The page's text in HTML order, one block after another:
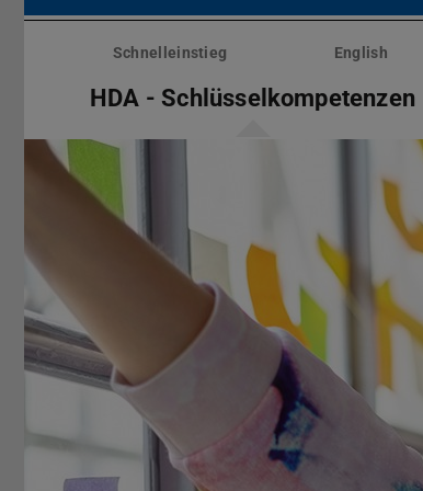
Menü
überspringenSchnelleinstieg English
HDA - Schlüsselkompetenzen